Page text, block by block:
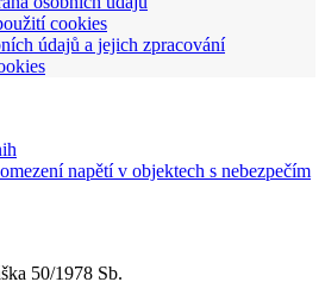
cookies
údajů a jejich zpracování
napětí v objektech s nebezpečím